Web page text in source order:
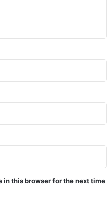
in this browser for the next time